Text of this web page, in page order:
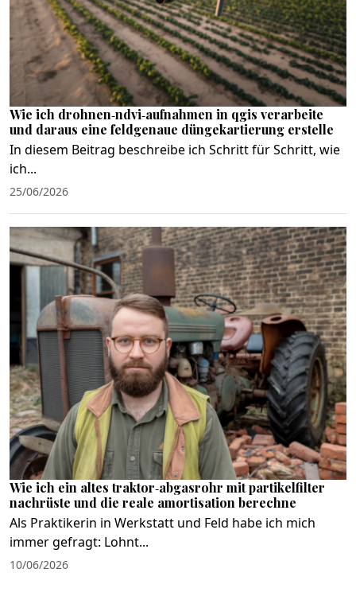
Wie ich drohnen‑ndvi‑aufnahmen in qgis verarbeite
und daraus eine feldgenaue düngekartierung erstelle
In diesem Beitrag beschreibe ich Schritt für Schritt, wie
ich...
25/06/2026
Wie ich ein altes traktor‑abgasrohr mit partikelfilter
nachrüste und die reale amortisation berechne
Als Praktikerin in Werkstatt und Feld habe ich mich
immer gefragt: Lohnt...
10/06/2026